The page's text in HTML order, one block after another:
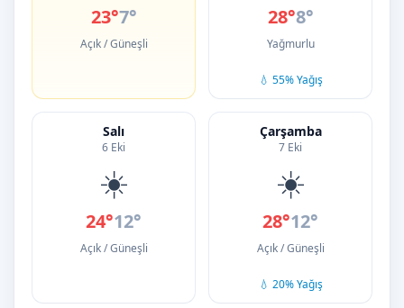
23°7°
Açık / Güneşli
28°8°
Yağmurlu
💧 55% Yağış
Salı
6 Eki
☀️
24°12°
Açık / Güneşli
Çarşamba
7 Eki
☀️
28°12°
Açık / Güneşli
💧 20% Yağış